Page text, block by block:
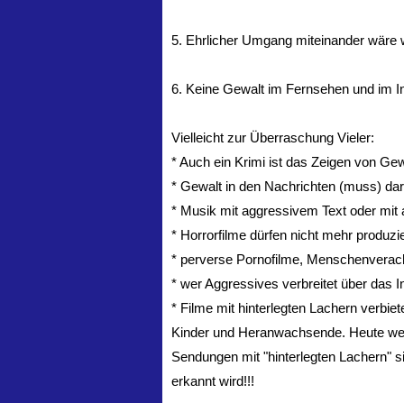
5. Ehrlicher Umgang miteinander
6. Keine Gewalt im Fernsehen und im
Vielleicht zur Überraschung Vieler:
* Auch ein Krimi ist das Zeigen von
* Gewalt in den Nachrichten (muss)
* Musik mit aggressivem Text oder
* Horrorfilme dürfen nicht mehr
* perverse Pornofilme,
* wer Aggressives verbreitet über das
* Filme mit hinterlegten Lachern
Kinder und Heranwachsende. Heute
Sendungen mit "hinterlegten Lachern"
erkannt wird!!!